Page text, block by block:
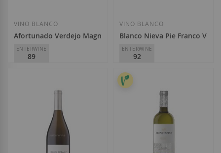
VINO BLANCO
Afortunado Verdejo Magnum 2025
ENTERWINE
89
VINO BLANCO
Blanco Nieva Pie Franco
ENTERWINE
92
Viñedos de Nieva
D.O.